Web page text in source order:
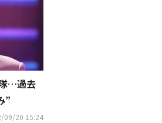
…過去
”
09/20 15:24